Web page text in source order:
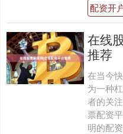
配资开
在线
推荐
在当今
为一种
者的关
票配资
明的配